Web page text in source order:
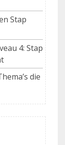
Stap
4: Stap
die